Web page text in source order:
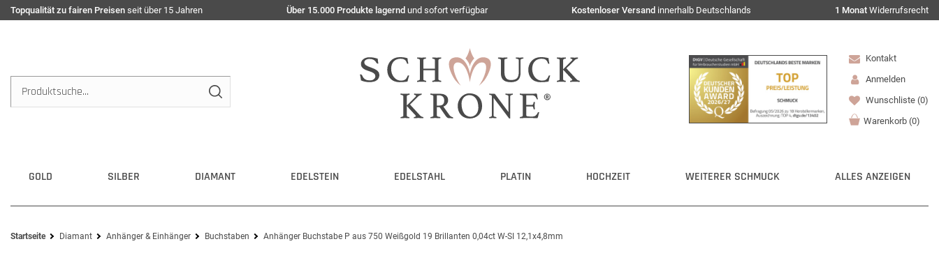
Topqualität zu fairen Preisen seit über 15 Jahren Über 15.000 Produkte lagernd und sofort verfügbar Kostenloser Versand innerhalb Deutschlands 1 Monat Widerrufsrecht
Kontakt
Anmelden
Wunschliste (0)
Warenkorb (0)
GOLD SILBER DIAMANT EDELSTEIN EDELSTAHL PLATIN HOCHZEIT WEITERER SCHMUCK ALLES ANZEIGEN
Startseite Diamant Anhänger & Einhänger Buchstaben Anhänger Buchstabe P aus 750 Weißgold 19 Brillanten 0,04ct W-SI 12,1x4,8mm